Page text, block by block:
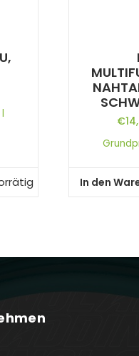
l
€
In den